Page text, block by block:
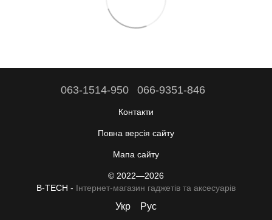
063-1514-950 066-9351-846
Контакти
Повна версія сайту
Мапа сайту
© 2022—2026
B-TECH - Інтернет-магазин гаджетів та аксесуарів
Укр Рус